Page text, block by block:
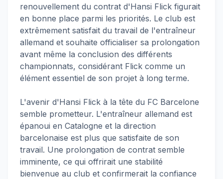
renouvellement du contrat d'Hansi Flick figurait
en bonne place parmi les priorités. Le club est
extrêmement satisfait du travail de l'entraîneur
allemand et souhaite officialiser sa prolongation
avant même la conclusion des différents
championnats, considérant Flick comme un
élément essentiel de son projet à long terme.
L'avenir d'Hansi Flick à la tête du FC Barcelone
semble prometteur. L'entraîneur allemand est
épanoui en Catalogne et la direction
barcelonaise est plus que satisfaite de son
travail. Une prolongation de contrat semble
imminente, ce qui offrirait une stabilité
bienvenue au club et confirmerait la confiance